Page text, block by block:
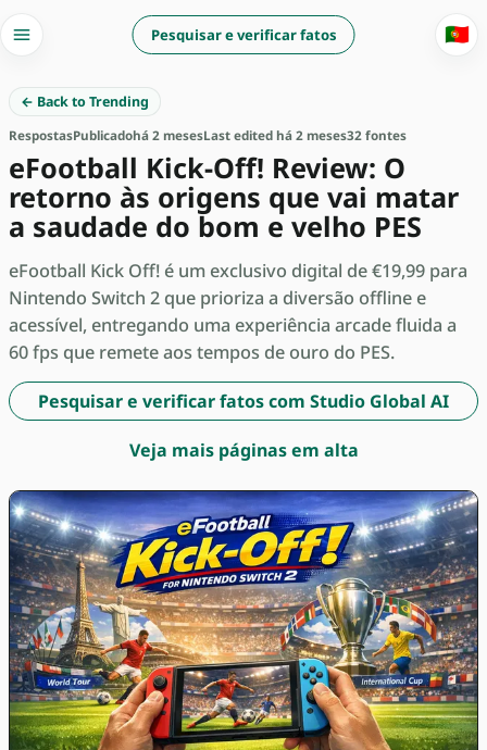
Pesquisar e verificar fatos 🇵🇹
← Back to Trending
RespostasPublicadohá 2 mesesLast edited há 2 meses32 fontes
eFootball Kick-Off! Review: O
retorno às origens que vai matar
a saudade do bom e velho PES
eFootball Kick Off! é um exclusivo digital de €19,99 para
Nintendo Switch 2 que prioriza a diversão offline e
acessível, entregando uma experiência arcade fluida a
60 fps que remete aos tempos de ouro do PES.
Pesquisar e verificar fatos com Studio Global AI
Veja mais páginas em alta